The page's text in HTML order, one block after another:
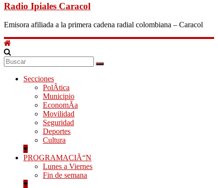
Radio Ipiales Caracol
Emisora afiliada a la primera cadena radial colombiana – Caracol
Secciones
PolÃ­tica
Municipio
EconomÃ­a
Movilidad
Seguridad
Deportes
Cultura
PROGRAMACIÃ“N
Lunes a Viernes
Fin de semana